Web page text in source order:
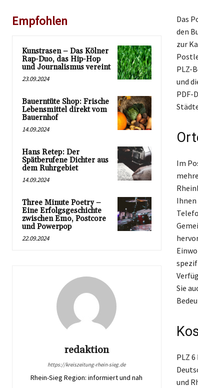
Empfohlen
Kunstrasen – Das Kölner
Rap-Duo, das Hip-Hop
und Journalismus vereint
23.09.2024
Bauerntüte Shop: Frische
Lebensmittel direkt vom
Bauernhof
14.09.2024
Hans Retep: Der
Spätberufene Dichter aus
dem Ruhrgebiet
14.09.2024
Three Minute Poetry –
Eine Erfolgsgeschichte
zwischen Emo, Postcore
und Powerpop
22.09.2024
redaktion
https://kreiszeitung-rhein-sieg.de
Rhein-Sieg Region: informiert und nah
Das
den
zur
PLZ-
und
PDF-
Im
Sie
PLZ
und